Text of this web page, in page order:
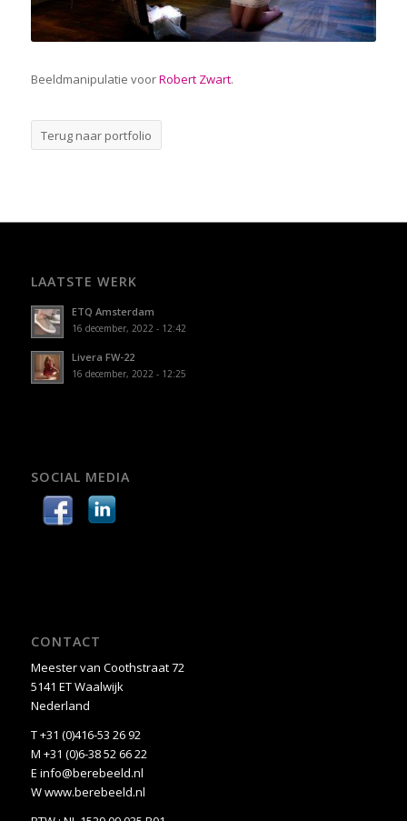
Beeldmanipulatie voorRobert Zwart.
Terug naar portfolio
LAATSTE WERK
ETQ Amsterdam
16 december, 2022 - 12:42
Livera FW-22
16 december, 2022 - 12:25
SOCIAL MEDIA
CONTACT
Meester van Coothstraat 72
5141 ET Waalwijk
Nederland
T +31 (0)416-53 26 92
M +31 (0)6-38 52 66 22
E info@berebeeld.nl
Wwww.berebeeld.nl